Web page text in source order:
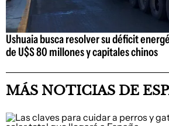
Ushuaia busca resolver su déficit
de U$S 80 millones y capitales chinos
MÁS NOTICIAS DE